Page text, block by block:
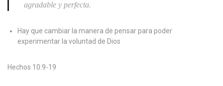
agradable y perfecta.
Hay que cambiar la manera de pensar para poder
experimentar la voluntad de Dios
Hechos 10:9-19